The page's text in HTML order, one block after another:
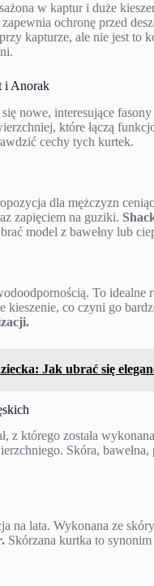
w kaptur i duże
ochronę przed
kapturze, ale nie jest to
i Anorak
nowe, interesujące
które łączą
cechy tych kurtek.
dla mężczyzn
zapięciem na guziki.
model z bawełny lub
To
kieszenie, co czyni go
Jak ubrać się
którego została
Skóra,
na lata. Wykonana ze
Skórzana kurtka to